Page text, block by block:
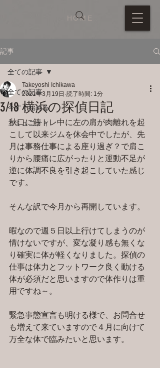
HOME
記事
全ての記事
今すぐ始める
コミュニティ
全ての記事
3/18 横浜の探偵日記
Takeyoshi Ichikawa
2021年3月19日 読了時間: 1分
秋口に筋トレ中に左の肩が肉離れを起
こして以来ジムを休会中でしたが、先
月は事務仕事による座り過ぎ？で肩こ
りから腰痛に広がったりと運動不足が
逆に体調不良を引き起こしていた感じ
です。
そんな訳で今月から再開しています。
暇なので週５日以上行けてしまうのが
情けないですが、変な凝り感も無くな
り確実に体が軽くなりました。探偵の
仕事は体力とフットワーク良く動ける
体が必須だと思いますので体作りは重
用ですね～。
緊急事態宣言も明ける様で、お問合せ
も増えて来ていますので４月に向けて
万全な体で臨みたいと思います。